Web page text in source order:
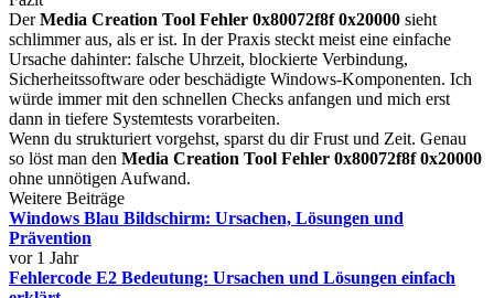
DerMedia Creation Tool Fehler 0x80072f8f 0x20000 sieht
schlimmer aus, als er ist. In der Praxis steckt meist eine einfache
Ursache dahinter: falsche Uhrzeit, blockierte Verbindung,
Sicherheitssoftware oder beschädigte Windows-Komponenten. Ich
würde immer mit den schnellen Checks anfangen und mich erst
dann in tiefere Systemtests vorarbeiten.
Wenn du strukturiert vorgehst, sparst du dir Frust und Zeit. Genau
so löst man den Media Creation Tool Fehler 0x80072f8f 0x20000
ohne unnötigen Aufwand.
Weitere Beiträge
Windows Blau Bildschirm: Ursachen, Lösungen und
Prävention
vor 1 Jahr
Fehlercode E2 Bedeutung: Ursachen und Lösungen einfach